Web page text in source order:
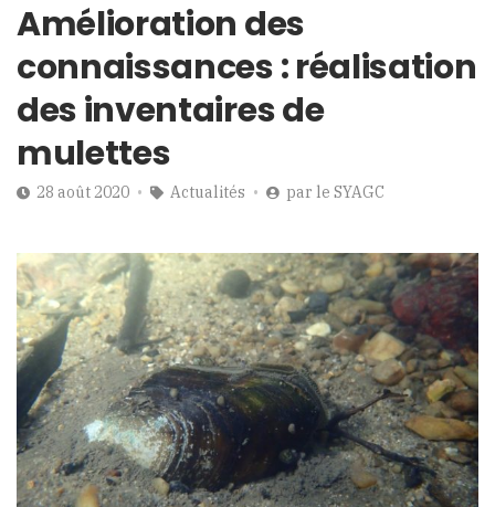
Amélioration des
connaissances : réalisation
des inventaires de
mulettes
28 août 2020 Actualités par le SYAGC